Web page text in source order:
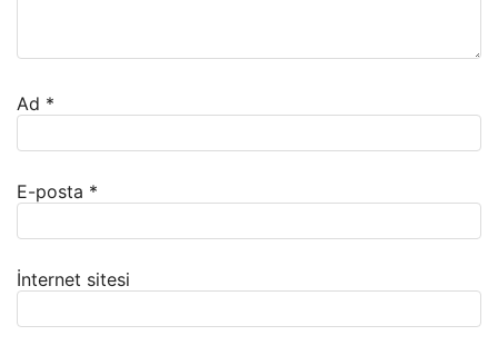
Ad *
E-posta *
İnternet sitesi